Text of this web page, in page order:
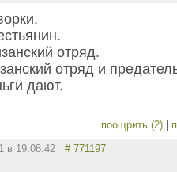
отряд.
отряд и
дают.
поощрить (2)
в 19:08:42 # 771197